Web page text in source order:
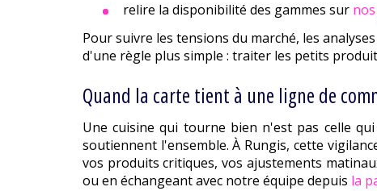
relire la disponibilité des gammes sur
Pour suivre les tensions du marché, les
d'une règle plus simple : traiter les petits
Quand la carte tient à une ligne de
Une cuisine qui tourne bien n'est pas celle
soutiennent l'ensemble. À Rungis, cette
vos produits critiques, vos ajustements
ou en échangeant avec notre équipe depuis la